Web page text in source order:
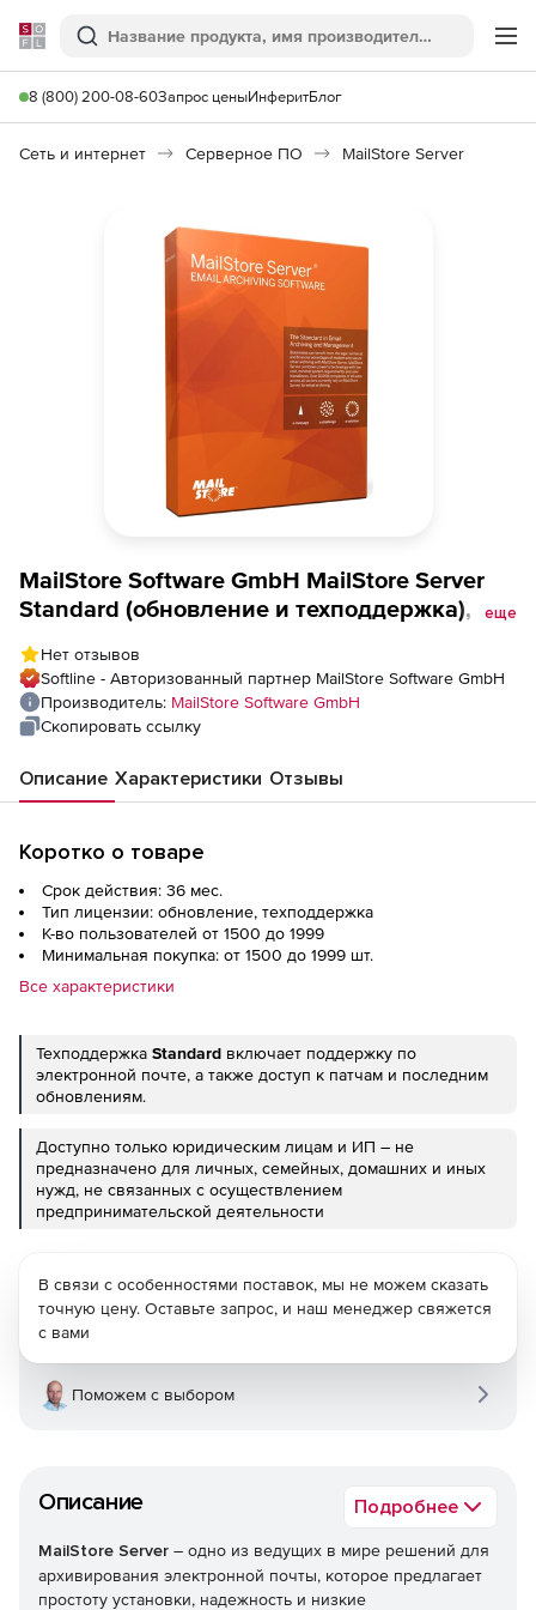
Softline
Поиск
8 (800) 200-08-60Запрос ценыИнферитБлог
Сеть и интернет Серверное ПО MailStore Server
MailStore Software GmbH MailStore Server
Standard (обновление и техподдержка),
еще
Нет отзывов
Softline - Авторизованный партнер MailStore Software GmbH
Производитель: MailStore Software GmbH
Скопировать ссылку
Описание Характеристики Отзывы
Коротко о товаре
Срок действия: 36 мес.
Тип лицензии: обновление, техподдержка
К-во пользователей от 1500 до 1999
Минимальная покупка: от 1500 до 1999 шт.
Все характеристики
Техподдержка Standard включает поддержку по
электронной почте, а также доступ к патчам и последним
обновлениям.
Доступно только юридическим лицам и ИП – не
предназначено для личных, семейных, домашних и иных
нужд, не связанных с осуществлением
предпринимательской деятельности
Описание Подробнее
MailStore Server – одно из ведущих в мире решений для
архивирования электронной почты, которое предлагает
простоту установки, надежность и низкие
В связи с особенностями поставок, мы не можем сказать
точную цену. Оставьте запрос, и наш менеджер свяжется
с вами
Поможем с выбором